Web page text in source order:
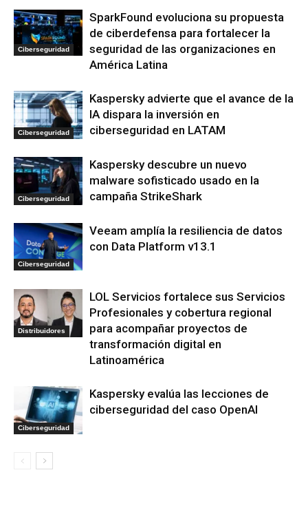
Ciberseguridad
SparkFound evoluciona su propuesta
de ciberdefensa para fortalecer la
seguridad de las organizaciones en
América Latina
Ciberseguridad
Kaspersky advierte que el avance de la
IA dispara la inversión en
ciberseguridad en LATAM
Ciberseguridad
Kaspersky descubre un nuevo
malware sofisticado usado en la
campaña StrikeShark
Ciberseguridad
Veeam amplía la resiliencia de datos
con Data Platform v13.1
Distribuidores
LOL Servicios fortalece sus Servicios
Profesionales y cobertura regional
para acompañar proyectos de
transformación digital en
Latinoamérica
Ciberseguridad
Kaspersky evalúa las lecciones de
ciberseguridad del caso OpenAI